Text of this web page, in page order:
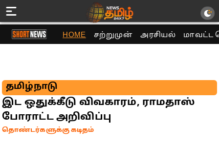
HOME சற்றுமுன் அரசியல் மாவட்ட
தமிழ்நாடு
இட ஒதுக்கீடு விவகாரம், ராமதாஸ்
போராட்ட அறிவிப்பு
தொண்டர்களுக்கு கடிதம்